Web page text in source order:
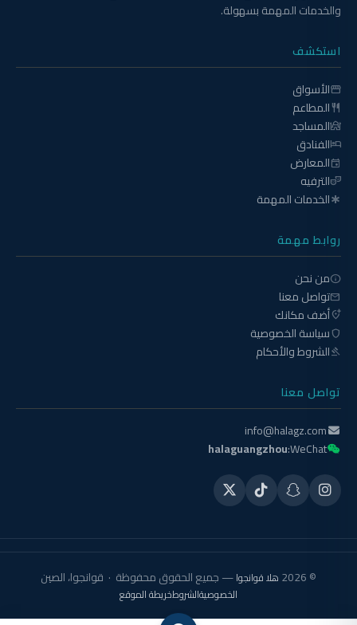
والخدمات المهمة بسهولة.
استكشف
storefrontالأسواق
restaurant المطاعم
mosqueالمساجد
hotelالفنادق
eventالمعارض
theater_comedyالترفيه
emergencyالخدمات المهمة
روابط مهمة
infoمن نحن
mailتواصل معنا
add_location_altأضف مكانك
shield سياسة الخصوصية
gavelالشروط والأحكام
تواصل معنا
info@halagz.com
WeChat:
halaguangzhou
© 2026 هلا قوانجوا— جميع الحقوق محفوظة · قوانجوا، الصين
الخصوصيةالشروطخريطة الموقع